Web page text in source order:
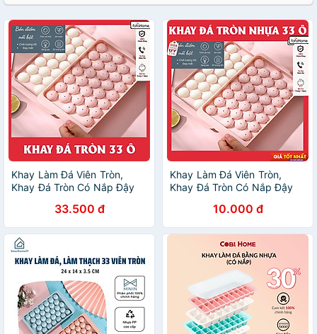
Khay Làm Đá Viên Tròn,
Khay Đá Tròn Có Nắp Đậy
Làm Thạch 33 Ô
33.500 đ
Khay Làm Đá Viên Tròn,
Khay Đá Tròn Có Nắp Đậy
Làm Thạch 33 Ô
10.000 đ